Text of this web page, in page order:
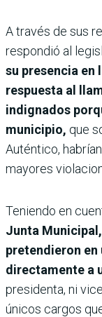
A través de sus
respondió al
su presencia en
respuesta al
indignados
municipio, que
Auténtico,
mayores
Teniendo en
Junta
pretendieron en
directamente a
presidenta, ni
únicos cargos